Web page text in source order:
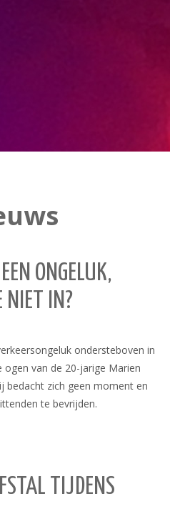
ONGELUK,
NIET IN?
ondersteboven in
van de 20-jarige Marien
bedacht zich geen moment en
te bevrijden.
TIJDENS